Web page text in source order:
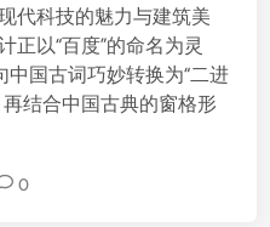
代科技的魅力与建筑美
正以“百度”的命名为灵
中国古词巧妙转换为“二进
结合中国古典的窗格形
0